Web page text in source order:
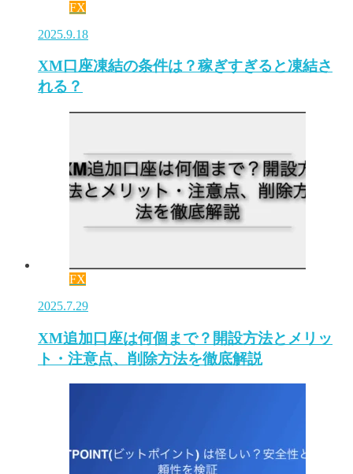
FX
2025.9.18
XM口座凍結の条件は？稼ぎすぎると凍結さ
れる？
FX
2025.7.29
XM追加口座は何個まで？開設方法とメリッ
ト・注意点、削除方法を徹底解説